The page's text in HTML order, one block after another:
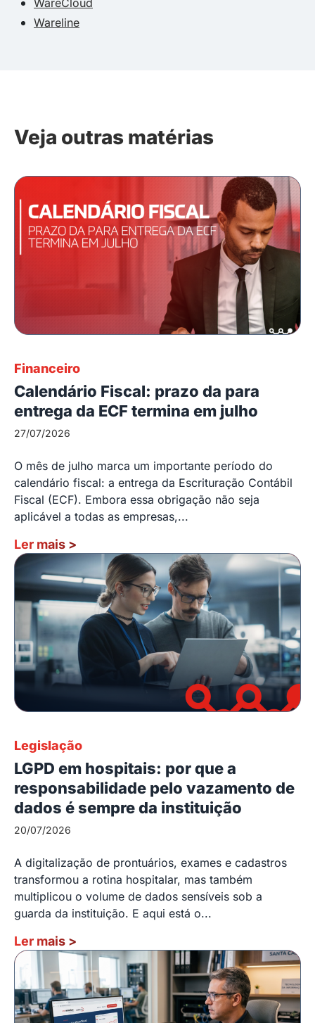
Wareline
Veja outras matérias
Financeiro
Calendário Fiscal: prazo da para
entrega da ECF termina em julho
27/07/2026
O mês de julho marca um importante período do
calendário fiscal: a entrega da Escrituração Contábil
Fiscal (ECF). Embora essa obrigação não seja
aplicável a todas as empresas,...
Ler mais >
Legislação
LGPD em hospitais: por que a
responsabilidade pelo vazamento de
dados é sempre da instituição
20/07/2026
A digitalização de prontuários, exames e cadastros
transformou a rotina hospitalar, mas também
multiplicou o volume de dados sensíveis sob a
guarda da instituição. E aqui está o...
Ler mais >